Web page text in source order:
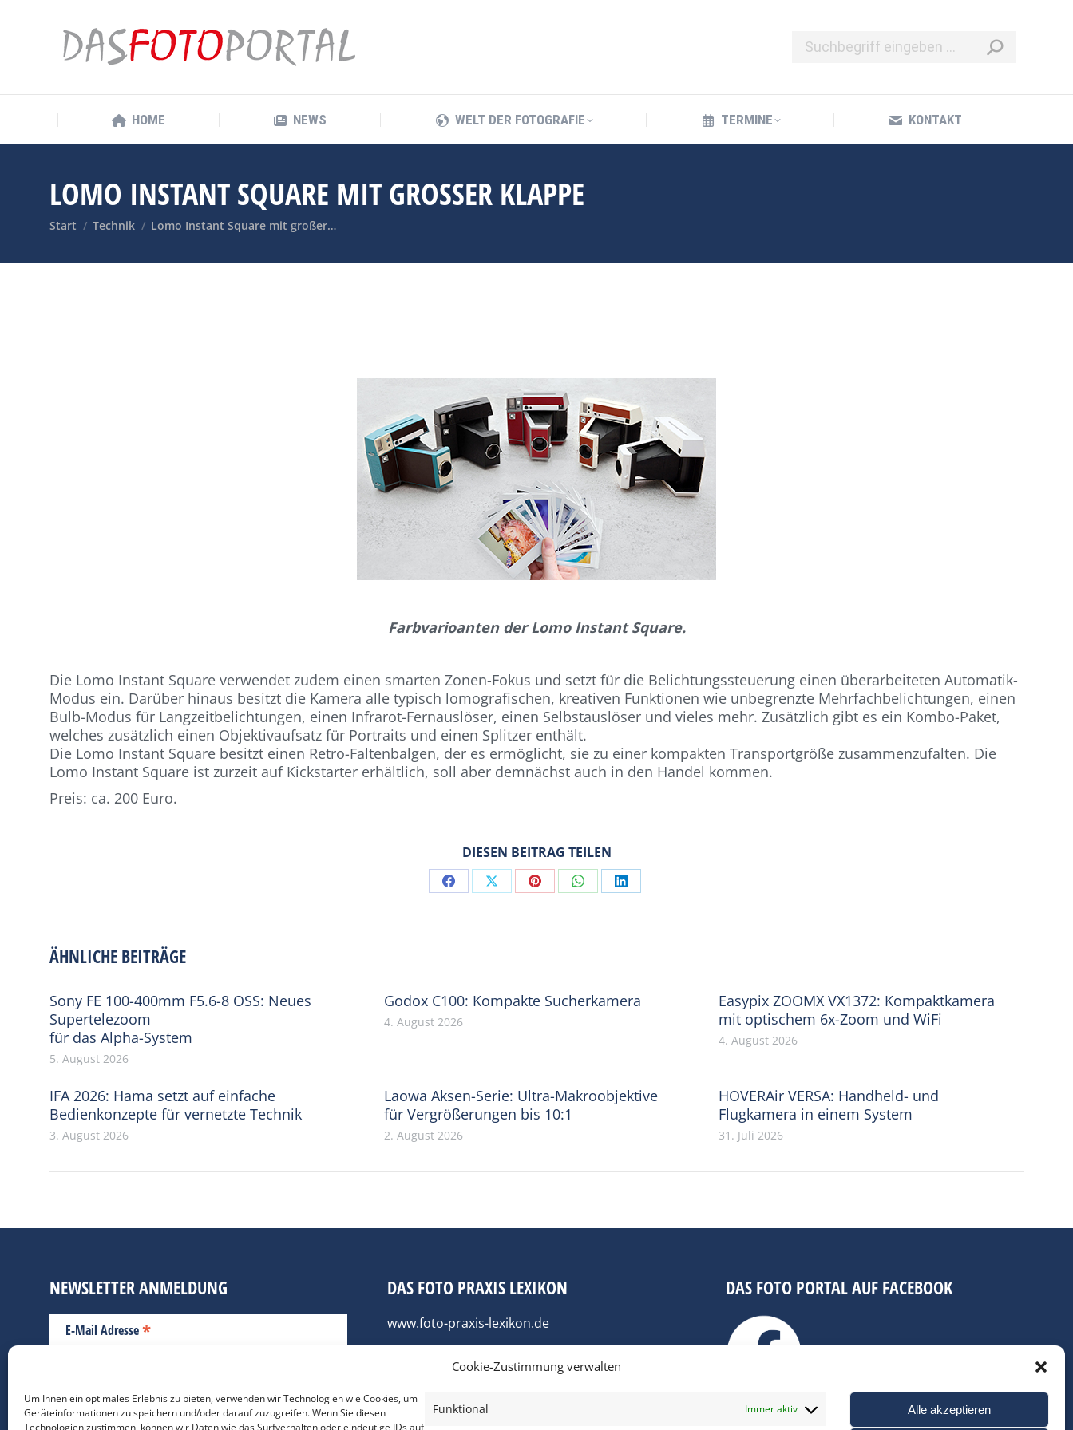
Cookie-Zustimmung verwalten
Um Ihnen ein optimales Erlebnis zu bieten, verwenden wir Technologien wie Cookies, um
Geräteinformationen zu speichern und/oder darauf zuzugreifen. Wenn Sie diesen
Technologien zustimmen, können wir Daten wie das Surfverhalten oder eindeutige IDs auf
Funktional Immer aktiv Alle akzeptieren
HOME NEWS WELT DER FOTOGRAFIE TERMINE KONTAKT
LOMO INSTANT SQUARE MIT GROSSER KLAPPE
Sie befinden sich hier:
Start Technik Lomo Instant Square mit großer…
Farbvarioanten der Lomo Instant Square.
Die Lomo Instant Square verwendet zudem einen smarten Zonen-Fokus und setzt für die Belichtungssteuerung einen überarbeiteten Automatik-
Modus ein. Darüber hinaus besitzt die Kamera alle typisch lomografischen, kreativen Funktionen wie unbegrenzte Mehrfachbelichtungen, einen
Bulb-Modus für Langzeitbelichtungen, einen Infrarot-Fernauslöser, einen Selbstauslöser und vieles mehr. Zusätzlich gibt es ein Kombo-Paket,
welches zusätzlich einen Objektivaufsatz für Portraits und einen Splitzer enthält.
Die Lomo Instant Square besitzt einen Retro-Faltenbalgen, der es ermöglicht, sie zu einer kompakten Transportgröße zusammenzufalten. Die
Lomo Instant Square ist zurzeit auf Kickstarter erhältlich, soll aber demnächst auch in den Handel kommen.
Preis: ca. 200 Euro.
DIESEN BEITRAG TEILEN
Share Share Share Share Share
ÄHNLICHE BEITRÄGE
Sony FE 100-400mm F5.6-8 OSS: Neues
Supertelezoom
für das Alpha-System
5. August 2026
Godox C100: Kompakte Sucherkamera
4. August 2026
Easypix ZOOMX VX1372: Kompaktkamera
mit optischem 6x-Zoom und WiFi
4. August 2026
IFA 2026: Hama setzt auf einfache
Bedienkonzepte für vernetzte Technik
3. August 2026
Laowa Aksen-Serie: Ultra-Makroobjektive
für Vergrößerungen bis 10:1
2. August 2026
HOVERAir VERSA: Handheld- und
Flugkamera in einem System
31. Juli 2026
NEWSLETTER ANMELDUNG
E-Mail Adresse*
*verpflichtend
DAS FOTO PRAXIS LEXIKON
www.foto-praxis-lexikon.de
DAS FOTO PORTAL AUF FACEBOOK
HOME NEWS